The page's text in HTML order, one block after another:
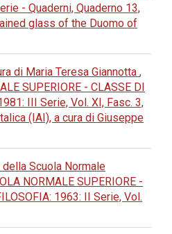
- Quaderni, Quaderno 13,
glass of the Duomo of
di Maria Teresa Giannotta ,
SUPERIORE - CLASSE DI
III Serie, Vol. XI, Fasc. 3,
(IAI), a cura di Giuseppe
Scuola Normale
NORMALE SUPERIORE -
1963: II Serie, Vol.